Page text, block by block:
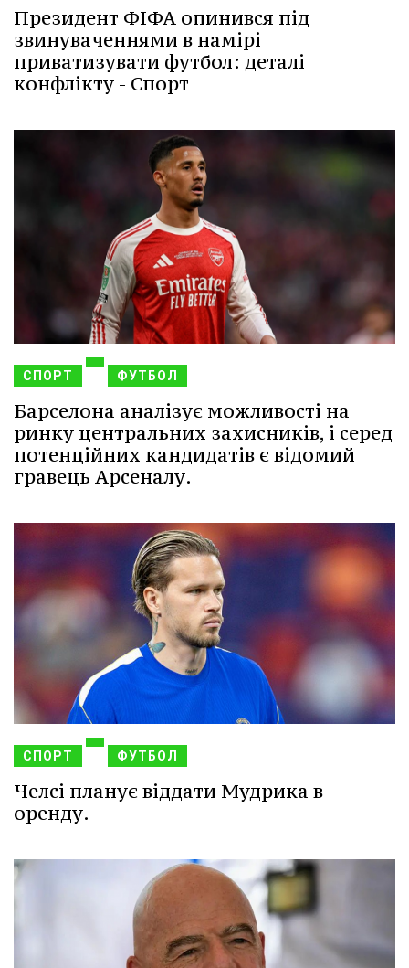
Президент ФІФА опинився під
звинуваченнями в намірі
приватизувати футбол: деталі
конфлікту - Спорт
СПОРТ ФУТБОЛ
Барселона аналізує можливості на
ринку центральних захисників, і серед
потенційних кандидатів є відомий
гравець Арсеналу.
СПОРТ ФУТБОЛ
Челсі планує віддати Мудрика в
оренду.